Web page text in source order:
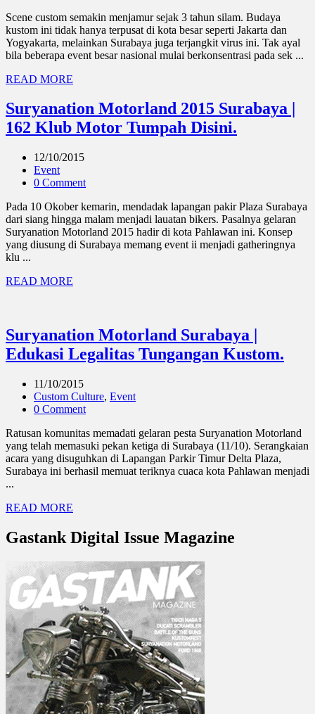
Scene custom semakin menjamur sejak 3 tahun silam. Budaya
kustom ini tidak hanya terpusat di kota besar seperti Jakarta dan
Yogyakarta, melainkan Surabaya juga terjangkit virus ini. Tak ayal
bila beberapa event besar nasional mulai berkonsentrasi pada sek ...
READ MORE
Suryanation Motorland 2015 Surabaya |
162 Klub Motor Tumpah Disini.
12/10/2015
Event
0 Comment
Pada 10 Okober kemarin, mendadak lapangan pakir Plaza Surabaya
dari siang hingga malam menjadi lauatan bikers. Pasalnya gelaran
Suryanation Motorland 2015 hadir di kota Pahlawan ini. Konsep
yang diusung di Surabaya memang event ii menjadi gatheringnya
klu ...
READ MORE
Suryanation Motorland Surabaya |
Edukasi Legalitas Tungangan Kustom.
11/10/2015
Custom Culture, Event
0 Comment
Ratusan komunitas memadati gelaran pesta Suryanation Motorland
yang telah memasuki pekan ketiga di Surabaya (11/10). Serangkaian
acara yang disuguhkan di Lapangan Parkir Timur Delta Plaza,
Surabaya ini berhasil memuat teriknya cuaca kota Pahlawan menjadi
...
READ MORE
Gastank Digital Issue Magazine